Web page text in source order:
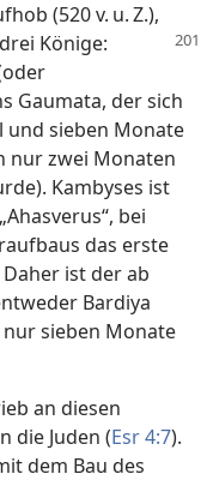
(520 v. u. Z.),
Könige:
Gaumata, der sich
und sieben Monate
nur zwei Monaten
Kambyses ist
bei
das erste
ist der ab
Bardiya
sieben Monate
an diesen
die Juden (Esr 4:7).
dem Bau des